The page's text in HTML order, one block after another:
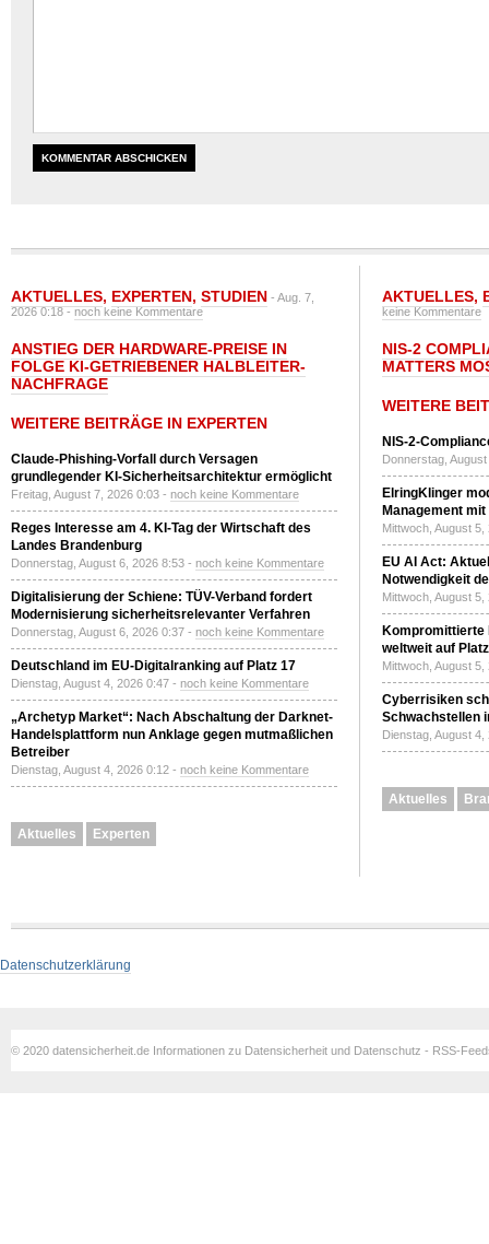
AKTUELLES, EXPERTEN, STUDIEN - Aug. 7,
2026 0:18 -noch keine Kommentare
ANSTIEG DER HARDWARE-PREISE IN
FOLGE KI-GETRIEBENER HALBLEITER-
NACHFRAGE
WEITERE BEITRÄGE IN EXPERTEN
Claude-Phishing-Vorfall durch Versagen
grundlegender KI-Sicherheitsarchitektur ermöglicht
Freitag, August 7, 2026 0:03 - noch keine Kommentare
Reges Interesse am 4. KI-Tag der Wirtschaft des
Landes Brandenburg
Donnerstag, August 6, 2026 8:53 - noch keine Kommentare
Digitalisierung der Schiene: TÜV-Verband fordert
Modernisierung sicherheitsrelevanter Verfahren
Donnerstag, August 6, 2026 0:37 - noch keine Kommentare
Deutschland im EU-Digitalranking auf Platz 17
Dienstag, August 4, 2026 0:47 - noch keine Kommentare
„Archetyp Market“: Nach Abschaltung der Darknet-
Handelsplattform nun Anklage gegen mutmaßlichen
Betreiber
Dienstag, August 4, 2026 0:12 - noch keine Kommentare
Aktuelles Experten
AKTUELLES,
keine Kommentare
NIS-2
MATTERS
WEITERE
NIS-2-
Donnerstag,
ElringKlinger
Management
Mittwoch, August
EU AI Act:
Notwendigkeit
Mittwoch, August
Kompromittierte
weltweit auf
Mittwoch, August
Cyberrisiken
Schwachstellen
Dienstag, August
Aktuelles
Datenschutzerklärung
© 2020 datensicherheit.de Informationen zu Datensicherheit und Datenschutz - RSS-